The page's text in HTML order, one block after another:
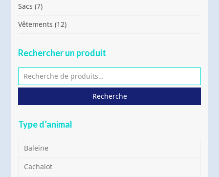
Sacs (7)
Vêtements (12)
Rechercher un produit
Recherche
Type d’animal
Baleine
Cachalot